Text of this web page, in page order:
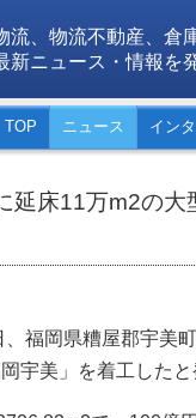
流、物流不動産、倉
新ニュース・情報を
TOP ニュース イン
床11万m2の大
福岡県糟屋郡宇美
宇美」を着工したと